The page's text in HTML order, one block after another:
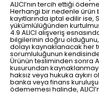
ALICI’nın tercih ettiği
Herhangi bir nedenle
kayıtlarında iptal edilir ise,
yükümlülüğünden
4.9 ALICI alışveriş
bilgilerinin doğru olduğunu,
dolayı kaynaklanacak her
sorumluluğunun
Ürünün tesliminden sonra
kusurundan
haksız veya hukuka aykırı
banka veya finans
ödememesi halinde,